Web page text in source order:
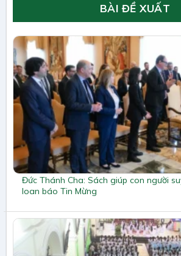
BÀI ĐỀ XUẤT
Đức Thánh Cha: Sách giúp con người
loan báo Tin Mừng